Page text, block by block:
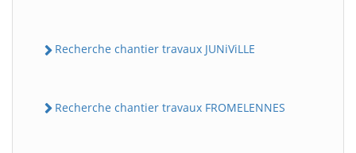
Recherche chantier travaux JUNiViLLE
Recherche chantier travaux FROMELENNES